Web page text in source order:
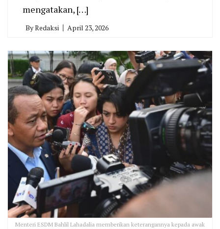
mengatakan, […]
ByRedaksi April 23, 2026
Menteri ESDM Bahlil Lahadalia memberikan keterangannya kepada awak